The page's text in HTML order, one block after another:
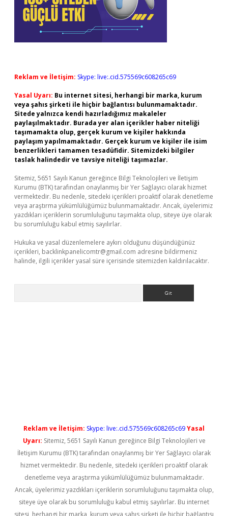
Reklam ve İletişim: Skype: live:.cid.575569c608265c69
Yasal Uyarı: Bu internet sitesi, herhangi bir marka, kurum
veya şahıs şirketi ile hiçbir bağlantısı bulunmamaktadır.
Sitede yalnızca kendi hazırladığımız makaleler
paylaşılmaktadır. Burada yer alan içerikler haber niteliği
taşımamakta olup, gerçek kurum ve kişiler hakkında
paylaşım yapılmamaktadır. Gerçek kurum ve kişiler ile isim
benzerlikleri tamamen tesadüfidir. Sitemizdeki bilgiler
taslak halindedir ve tavsiye niteliği taşımazlar.
Sitemiz, 5651 Sayılı Kanun gereğince Bilgi Teknolojileri ve İletişim
Kurumu (BTK) tarafından onaylanmış bir Yer Sağlayıcı olarak hizmet
vermektedir. Bu nedenle, sitedeki içerikleri proaktif olarak denetleme
veya araştırma yükümlülüğümüz bulunmamaktadır. Ancak, üyelerimiz
yazdıkları içeriklerin sorumluluğunu taşımakta olup, siteye üye olarak
bu sorumluluğu kabul etmiş sayılırlar.
Hukuka ve yasal düzenlemelere aykırı olduğunu düşündüğünüz
içerikleri, backlinkpanelicomtr@gmail.com adresine bildirmeniz
halinde, ilgili içerikler yasal süre içerisinde sitemizden kaldırılacaktır.
Reklam ve İletişim: Skype: live:.cid.575569c608265c69Yasal
Uyarı: Sitemiz, 5651 Sayılı Kanun gereğince Bilgi Teknolojileri ve
İletişim Kurumu (BTK) tarafından onaylanmış bir Yer Sağlayıcı olarak
hizmet vermektedir. Bu nedenle, sitedeki içerikleri proaktif olarak
denetleme veya araştırma yükümlülüğümüz bulunmamaktadır.
Ancak, üyelerimiz yazdıkları içeriklerin sorumluluğunu taşımakta olup,
siteye üye olarak bu sorumluluğu kabul etmiş sayılırlar. Bu internet
sitesi, herhangi bir marka, kurum veya şahıs şirketi ile hiçbir bağlantısı